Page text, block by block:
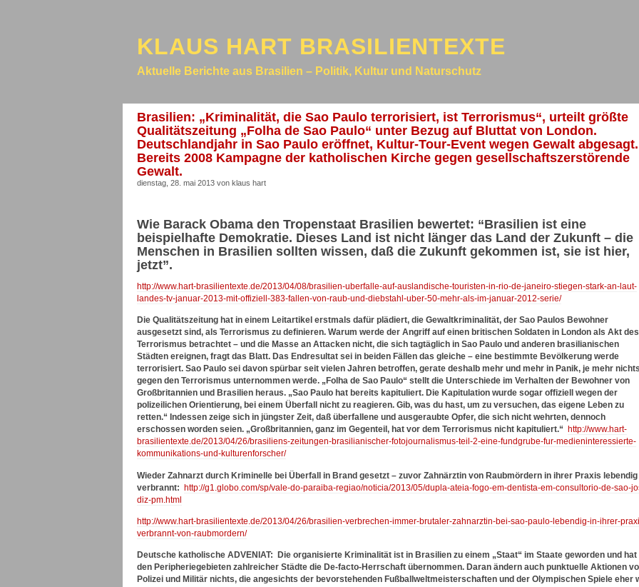
KLAUS HART BRASILIENTEXTE
Aktuelle Berichte aus Brasilien – Politik, Kultur und Naturschutz
Brasilien: „Kriminalität, die Sao Paulo terrorisiert, ist Terrorismus“, urteilt größte
Qualitätszeitung „Folha de Sao Paulo“ unter Bezug auf Bluttat von London.
Deutschlandjahr in Sao Paulo eröffnet, Kultur-Tour-Event wegen Gewalt abgesagt.
Bereits 2008 Kampagne der katholischen Kirche gegen gesellschaftszerstörende
Gewalt.
dienstag, 28. mai 2013 von klaus hart
Wie Barack Obama den Tropenstaat Brasilien bewertet: “Brasilien ist eine
beispielhafte Demokratie. Dieses Land ist nicht länger das Land der Zukunft – die
Menschen in Brasilien sollten wissen, daß die Zukunft gekommen ist, sie ist hier,
jetzt”.
http://www.hart-brasilientexte.de/2013/04/08/brasilien-uberfalle-auf-auslandische-touristen-in-rio-de-janeiro-stiegen-stark-an-laut-
landes-tv-januar-2013-mit-offiziell-383-fallen-von-raub-und-diebstahl-uber-50-mehr-als-im-januar-2012-serie/
Die Qualitätszeitung hat in einem Leitartikel erstmals dafür plädiert, die Gewaltkriminalität, der Sao Paulos Bewohner
ausgesetzt sind, als Terrorismus zu definieren. Warum werde der Angriff auf einen britischen Soldaten in London als Akt des
Terrorismus betrachtet – und die Masse an Attacken nicht, die sich tagtäglich in Sao Paulo und anderen brasilianischen
Städten ereignen, fragt das Blatt. Das Endresultat sei in beiden Fällen das gleiche – eine bestimmte Bevölkerung werde
terrorisiert. Sao Paulo sei davon spürbar seit vielen Jahren betroffen, gerate deshalb mehr und mehr in Panik, je mehr
gegen den Terrorismus unternommen werde. „Folha de Sao Paulo“ stellt die Unterschiede im Verhalten der Bewohner von
Großbritannien und Brasilien heraus. „Sao Paulo hat bereits kapituliert. Die Kapitulation wurde sogar offiziell wegen der
polizeilichen Orientierung, bei einem Überfall nicht zu reagieren. Gib, was du hast, um zu versuchen, das eigene Leben zu
retten.“ Indessen zeige sich in jüngster Zeit, daß überfallene und ausgeraubte Opfer, die sich nicht wehrten, dennoch
erschossen worden seien. „Großbritannien, ganz im Gegenteil, hat vor dem Terrorismus nicht kapituliert.“ http://www.hart-
brasilientexte.de/2013/04/26/brasiliens-zeitungen-brasilianischer-fotojournalismus-teil-2-eine-fundgrube-fur-medieninteressierte-
kommunikations-und-kulturenforscher/
Wieder Zahnarzt durch Kriminelle bei Überfall in Brand gesetzt – zuvor Zahnärztin von Raubmördern in ihrer Praxis lebendig
verbrannt: http://g1.globo.com/sp/vale-do-paraiba-regiao/noticia/2013/05/dupla-ateia-fogo-em-dentista-em-consultorio-de-sao-
diz-pm.html
http://www.hart-brasilientexte.de/2013/04/26/brasilien-verbrechen-immer-brutaler-zahnarztin-bei-sao-paulo-lebendig-in-ihrer-
verbrannt-von-raubmordern/
Deutsche katholische ADVENIAT:
Die organisierte Kriminalität ist in Brasilien zu einem „Staat“ im Staate geworden und hat
den Peripheriegebieten zahlreicher Städte die De-facto-Herrschaft übernommen. Daran ändern auch punktuelle Aktionen
Polizei und Militär nichts, die angesichts der bevorstehenden Fußballweltmeisterschaften und der Olympischen Spiele eher